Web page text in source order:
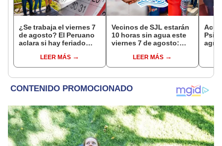
¿Se trabaja el viernes 7
de agosto? El Peruano
aclara si hay feriado
del 6 de agosto
LEER MÁS
Vecinos de SJL estarán
10 horas sin agua este
viernes 7 de agosto:
afectadas, según
Sedapal
LEER MÁS